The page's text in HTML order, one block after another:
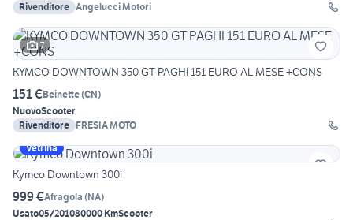
Rivenditore Angelucci Motori
7
KYMCO DOWNTOWN 350 GT PAGHI 151 EURO AL MESE +CONS
151 €Beinette(CN)
NuovoScooter
Rivenditore FRESIA MOTO
Vetrina
Kymco Downtown 300i
999 €Afragola (NA)
Usato05/201080000 KmScooter